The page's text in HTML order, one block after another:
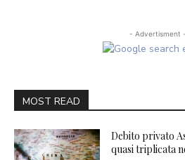
- Advertisment -
MOST READ
Debito privato
quasi triplicata